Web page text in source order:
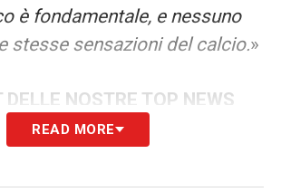
è fondamentale, e nessuno
stesse sensazioni del calcio.»
NOSTRE TOP NEWS
READ MORE